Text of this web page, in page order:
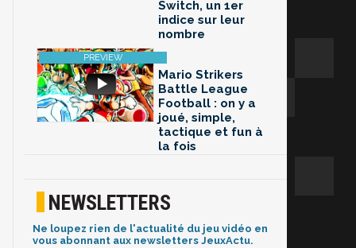
Switch, un 1er
indice sur leur
nombre
Mario Strikers
Battle League
Football : on y a
joué, simple,
tactique et fun à
la fois
NEWSLETTERS
Ne loupez rien de l'actualité du jeu vidéo en
vous abonnant aux newsletters JeuxActu.